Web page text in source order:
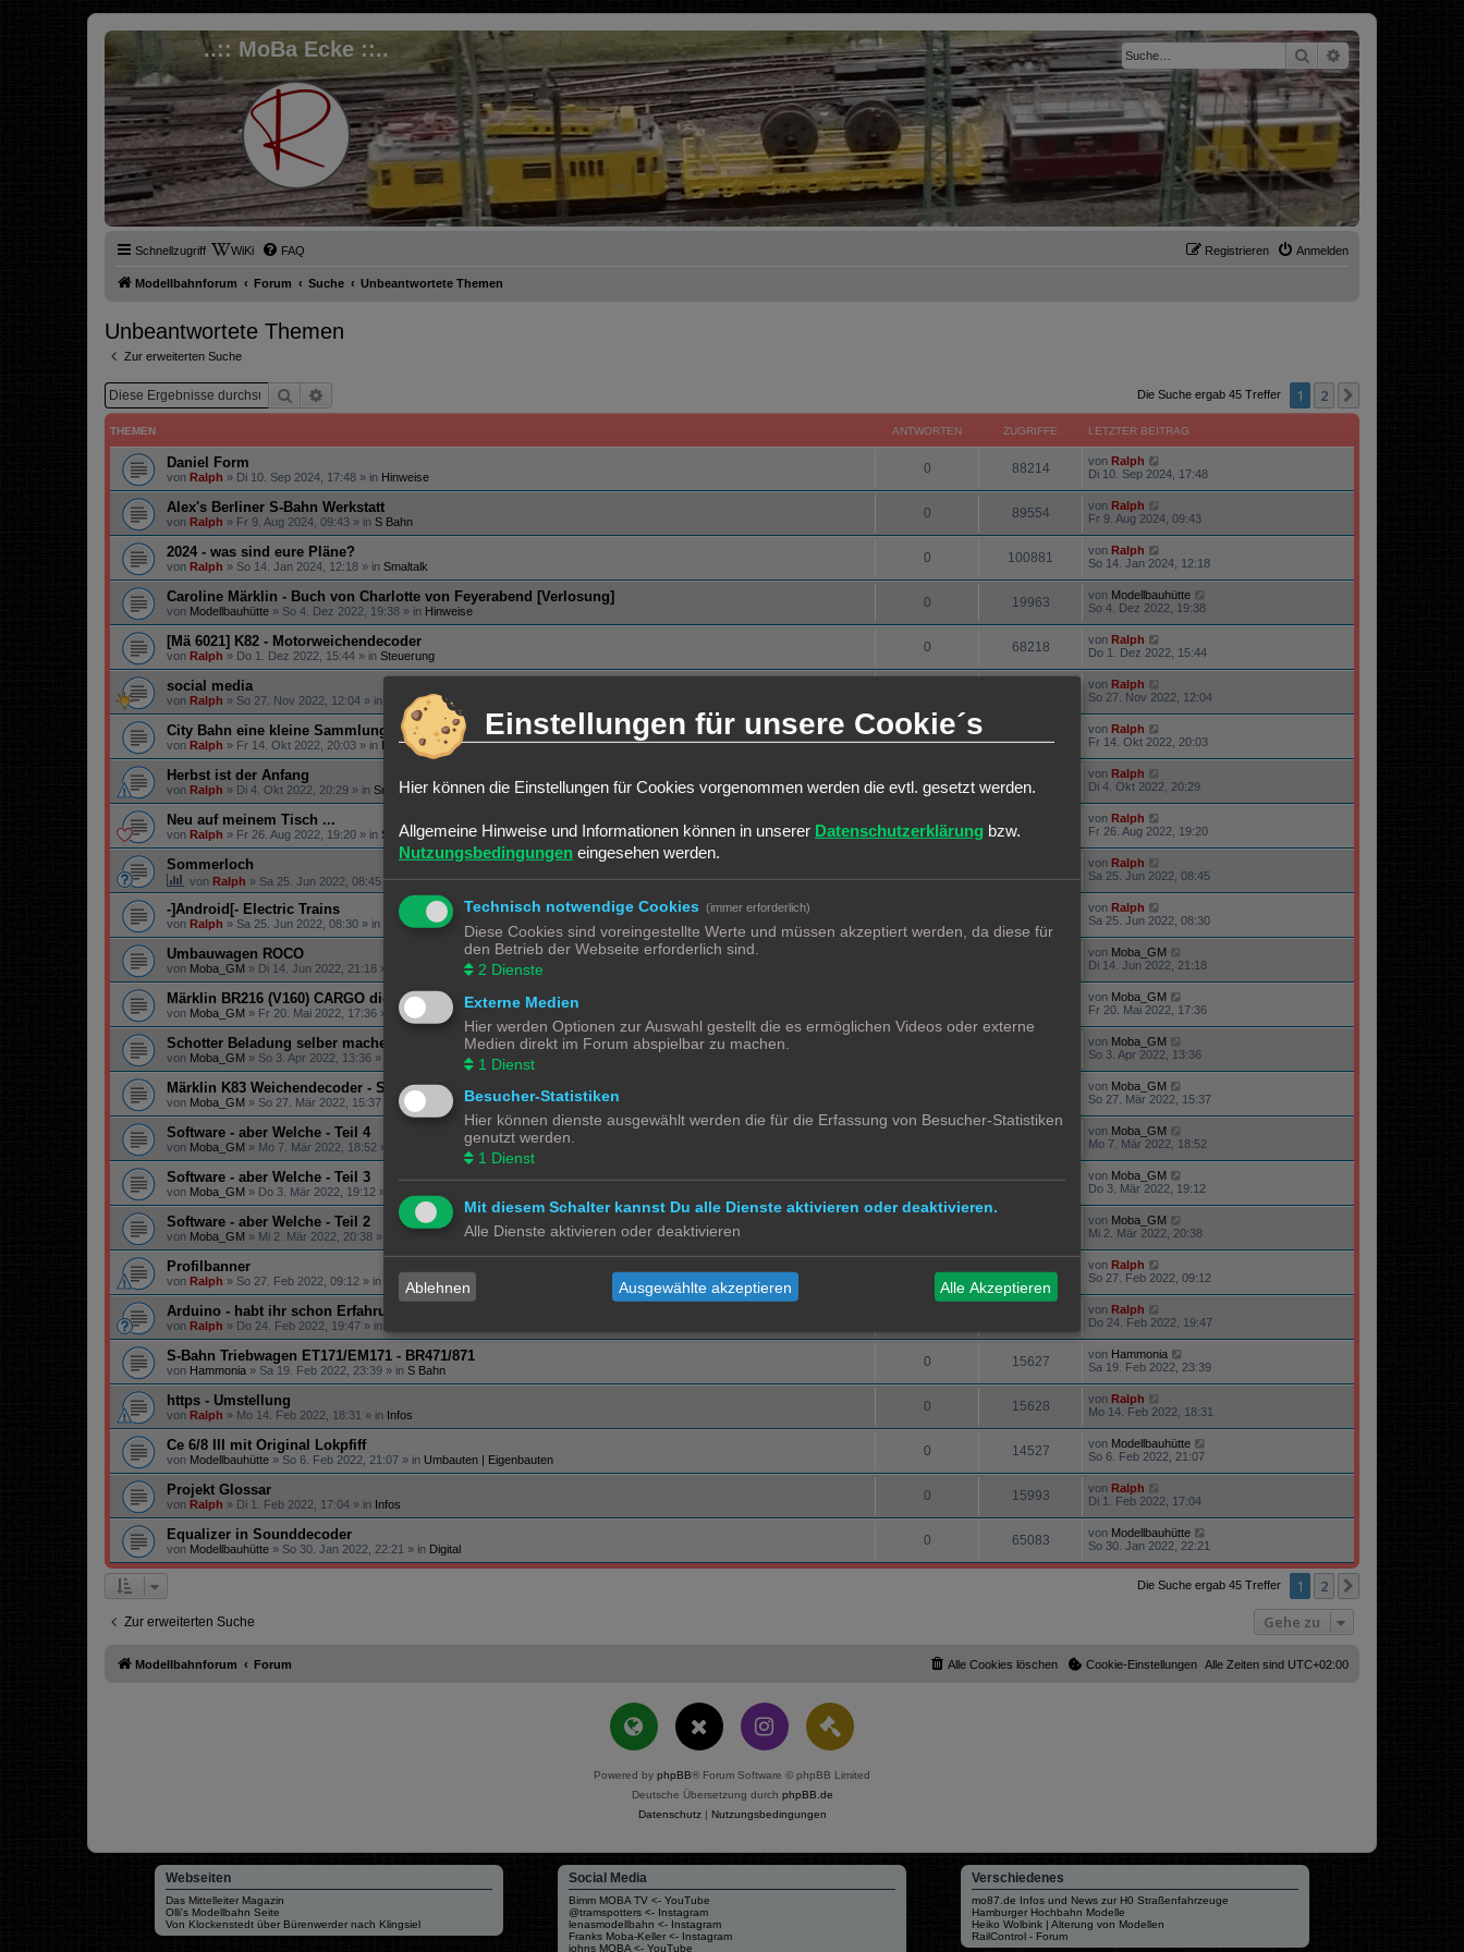
..:: MoBa Ecke ::.. SucheErweiterte Suche
Schnellzugriff WiKi FAQ Anmelden
Registrieren
Modellbahnforum Forum Suche Unbeantwortete Themen
Unbeantwortete Themen
Zur erweiterten Suche
Suche Die Suche ergab 45 Treffer 1 2
THEMEN ANTWORTEN ZUGRIFFE LETZTER BEITRAG
Daniel Form
von Ralph » Di 10. Sep 2024, 17:48 » in Hinweise
0 88214 von Ralph
Di 10. Sep 2024, 17:48
Alex's Berliner S-Bahn Werkstatt
von Ralph » Fr 9. Aug 2024, 09:43 » in S Bahn
0 89554 von Ralph
Fr 9. Aug 2024, 09:43
2024 - was sind eure Pläne?
von Ralph » So 14. Jan 2024, 12:18 » in Smaltalk
0 100881 von Ralph
So 14. Jan 2024, 12:18
Caroline Märklin - Buch von Charlotte von Feyerabend [Verlosung]
von Modellbauhütte » So 4. Dez 2022, 19:38 » in Hinweise
0 19963 von Modellbauhütte
So 4. Dez 2022, 19:38
[Mä 6021] K82 - Motorweichendecoder
von Ralph » Do 1. Dez 2022, 15:44 » in Steuerung
0 68218 von Ralph
Do 1. Dez 2022, 15:44
social media
von Ralph » So 27. Nov 2022, 12:04 » in
von Ralph
So 27. Nov 2022, 12:04
City Bahn eine kleine Sammlung....
von Ralph » Fr 14. Okt 2022, 20:03 » in Lokomotiven | Züge
0 von Ralph
Fr 14. Okt 2022, 20:03
Herbst ist der Anfang
von Ralph » Di 4. Okt 2022, 20:29 » in Smaltalk
23597 von Ralph
Di 4. Okt 2022, 20:29
Neu auf meinem Tisch ...
von Ralph » Fr 26. Aug 2022, 19:20 » in Smaltalk
0 22484 von Ralph
Fr 26. Aug 2022, 19:20
Sommerloch
von Ralph » Sa 25. Jun 2022, 08:45» inSmaltalk
von Ralph
Sa 25. Jun 2022, 08:45
-]Android[- Electric Trains
von Ralph » Sa 25. Jun 2022, 08:30 » in Spiele & Co.
von Ralph
Sa 25. Jun 2022, 08:30
Umbauwagen ROCO
von Moba_GM » Di 14. Jun 2022, 21:18 » in
von Moba_GM
Di 14. Jun 2022, 21:18
Märklin BR216 (V160) CARGO digitalisieren
von Moba_GM » Fr 20. Mai 2022, 17:36 » inLokomotiven | Züge
von Moba_GM
Fr 20. Mai 2022, 17:36
Schotter Beladung selber machen
von Moba_GM » So 3. Apr 2022, 13:36 » in Gestaltungstipps und Tricks
von Moba_GM
So 3. Apr 2022, 13:36
Märklin K83 Weichendecoder - Separate Stromeinspeisung
von Moba_GM » So 27. Mär 2022, 15:37 » in Digital
von Moba_GM
So 27. Mär 2022, 15:37
Software - aber Welche - Teil 4
von Moba_GM » Mo 7. Mär 2022, 18:52 » in
von Moba_GM
Mo 7. Mär 2022, 18:52
Software - aber Welche - Teil 3
von Moba_GM » Do 3. Mär 2022, 19:12 » in
0 15007 von Moba_GM
Do 3. Mär 2022, 19:12
Software - aber Welche - Teil 2
von Moba_GM » Mi 2. Mär 2022, 20:38 » in
von Moba_GM
Mi 2. Mär 2022, 20:38
Profilbanner
von Ralph » So 27. Feb 2022, 09:12 » in Infos
16088 von Ralph
So 27. Feb 2022, 09:12
Arduino - habt ihr schon Erfahrung gemacht?
von Ralph » Do 24. Feb 2022, 19:47 » in
von Ralph
Do 24. Feb 2022, 19:47
S-Bahn Triebwagen ET171/EM171 - BR471/871
von Hammonia » Sa 19. Feb 2022, 23:39 » in S Bahn
0 15627 von Hammonia
Sa 19. Feb 2022, 23:39
https - Umstellung
von Ralph » Mo 14. Feb 2022, 18:31 » in Infos
0 15628 von Ralph
Mo 14. Feb 2022, 18:31
Ce 6/8 III mit Original Lokpfiff
von Modellbauhütte » So 6. Feb 2022, 21:07 » in Umbauten | Eigenbauten
0 14527 von Modellbauhütte
So 6. Feb 2022, 21:07
Projekt Glossar
von Ralph » Di 1. Feb 2022, 17:04 » in Infos
0 15993 von Ralph
Di 1. Feb 2022, 17:04
Equalizer in Sounddecoder
von Modellbauhütte » So 30. Jan 2022, 22:21 » in Digital
0 65083 von Modellbauhütte
So 30. Jan 2022, 22:21
Die Suche ergab 45 Treffer 1 2
Zur erweiterten Suche Gehe zu
Modellbahnforum Forum Alle Zeiten sind UTC+02:00
Cookie-Einstellungen
Alle Cookies löschen
Powered by phpBB® Forum Software © phpBB Limited
Deutsche Übersetzung durch phpBB.de
Datenschutz| Nutzungsbedingungen
Webseiten
Das Mittelleiter Magazin
Olli's Modellbahn Seite
Von Klockenstedt über Bürenwerder nach Klingsiel
Social Media
Bimm MOBA TV <- YouTube
@tramspotters <- Instagram
lenasmodellbahn <- Instagram
Franks Moba-Keller <- Instagram
johns MOBA <- YouTube
Verschiedenes
mo87.de Infos und News zur H0 Straßenfahrzeuge
Hamburger Hochbahn Modelle
Heiko Wolbink | Alterung von Modellen
RailControl - Forum
Einstellungen für unsere Cookie´s
Hier können die Einstellungen für Cookies vorgenommen werden die evtl. gesetzt werden.
Allgemeine Hinweise und Informationen können in unserer Datenschutzerklärung bzw.
Nutzungsbedingungen eingesehen werden.
Technisch notwendige Cookies (immer erforderlich)
Diese Cookies sind voreingestellte Werte und müssen akzeptiert werden, da diese für
den Betrieb der Webseite erforderlich sind.
2 Dienste
Externe Medien
Hier werden Optionen zur Auswahl gestellt die es ermöglichen Videos oder externe
Medien direkt im Forum abspielbar zu machen.
1 Dienst
Besucher-Statistiken
Hier können dienste ausgewählt werden die für die Erfassung von Besucher-Statistiken
genutzt werden.
1 Dienst
Mit diesem Schalter kannst Du alle Dienste aktivieren oder deaktivieren.
Alle Dienste aktivieren oder deaktivieren
Ablehnen Ausgewählte akzeptieren Alle Akzeptieren